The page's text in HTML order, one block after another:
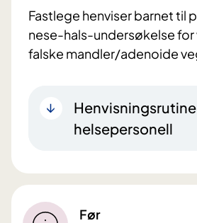
Fastlege henviser barnet til
nese-hals-undersøkelse for
falske mandler/adenoide
helsepersonell
Før